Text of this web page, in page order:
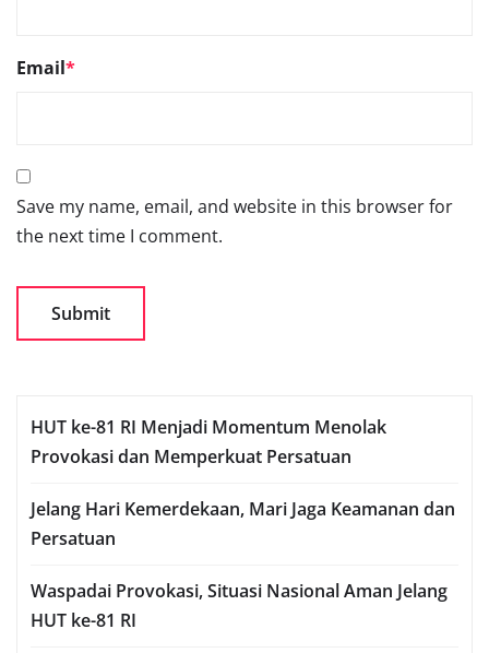
Email*
Save my name, email, and website in this browser for
the next time I comment.
HUT ke-81 RI Menjadi Momentum Menolak
Provokasi dan Memperkuat Persatuan
Jelang Hari Kemerdekaan, Mari Jaga Keamanan dan
Persatuan
Waspadai Provokasi, Situasi Nasional Aman Jelang
HUT ke-81 RI